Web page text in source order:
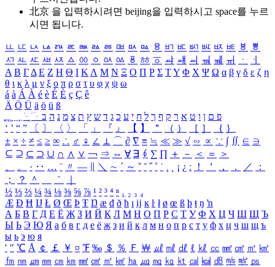
北京 을 입력하시려면 beijing을 입력하시고 space를 누르
시면 됩니다.
ㅥ ㅦ ㅧ ㅨ ㅩ ㅪ ㅫ ㅬ ㅭ ㅮ ㅯ ㅰ ㅱ ㅲ ㅳ ㅴ ㅵ ㅶ ㅷ ㅸ
ㅹ
ㅺ ㅻ ㅼ ㅽ ㅾ ㅿ ㆀ ㆁ ㆂ ㆃ ㆄ ㆅ ㆆ ㆇ ㆈ ㆉ ㆊ ㆋ ㆌ ㆍ
ㆎ
Α Β ΓΔ Ε Ζ Η Θ Ι ΚΛ Μ Ν Ξ Ο Π Ρ Σ ΤΥ Φ Χ Ψ Ω α β γ δ ε ζ η
θ ι κ λ μ ν ξ ο π ρ σ τ υ φ χ ψ ω
á à Á À é è É È ç Ç ê
Ä Ö Ü ä ö ü ß
ִֶֹ ֻּ ׁׂ פ ם ן ו ט א ר ק ף ך ל ח י ע כ ג ד ש ץ ת צ מ נ ה ב
‘ ’ “ ” 〔 〕 〈 〉 「 」 『 』 【 】 ＂ （ ） ［ ］ ｛ ｝
± × ÷ ≠ ≤ ≥ ∞ ∴ ♂ ♀ ∠ ⊥ ⌒ ∂ ∇ ≡ ≒ ≪ ≫ √ ∽ ∝ ∵ ∫ ∬ ∈ ∋
⊆ ⊇ ⊂ ⊃ ∪ ∩ ∧ ∨ ￢ ⇒ ⇔ ∀ ∃ ∮ ∑ ∏ ＋ － ＜ ＝
＞
、
。 · ‥ … ¨ 〃 ― ＼ ∼ ´ ～ ˇ ˘ ˝ ˚ ˙ ¸ ¡ ¿ ː ！ ＇ ， ． ／
：
；
？ ＾ ｀
½ ⅓ ⅔ ¼ ¾ ⅛ ⅜ ⅝ ⅞ ¹ ² ³ ⁴ ⁿ ₁ ₂ ₃ ₄
Æ Ð Ħ Ĳ Ł Ø Œ Þ Ŧ Ŋ æ đ ð ħ ı ĳ ĸ ŀ ł ø œ ß þ ŧ ŋ ŉ
А Б В Г Д Е Ё Ж З И Й К Л М Н О П Р С Т У Ф Х Ц Ч Ш Щ Ъ
Ы Ь Э Ю Я а б в г д е ё ж з и й к л м н о п р с т у ф х ц ч ш щ ъ
ы ь э ю я
′ ″ ℃ Å ￠ ￡ ￥ ¤ ℉ ‰ ＄ ％ Ｆ ￦ ㎕ ㎖ ㎗ ℓ ㎘ ㏄ ㎣ ㎤ ㎥ ㎦
㎙ ㎚ ㎛ ㎜ ㎝ ㎞ ㎟ ㎠ ㎡ ㎢ ㏊ ㎍ ㎎ ㎏ ㏏ ㎈ ㎉ ㏈ ㎧ ㎨ ㎰